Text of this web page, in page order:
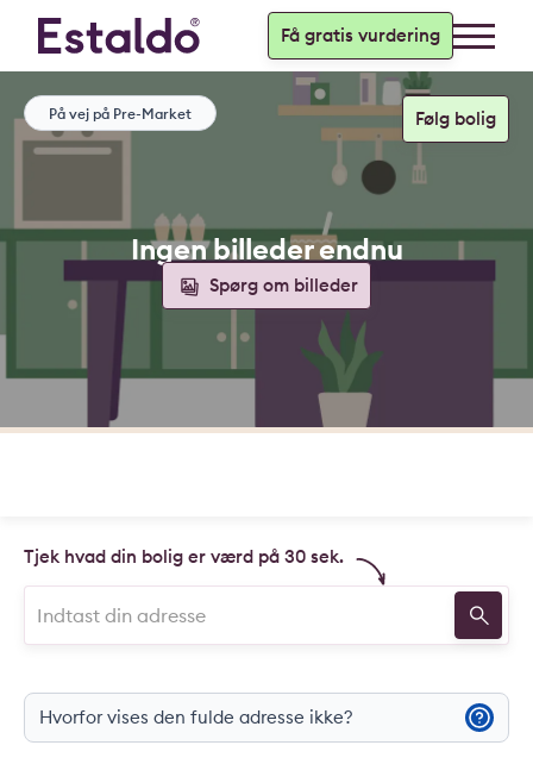
Få gratis vurdering
Ingen billeder endnu
Spørg om billeder
På vej på Pre-Market
Tjek hvad din bolig er værd på 30 sek.
Hvorfor vises den fulde adresse ikke?